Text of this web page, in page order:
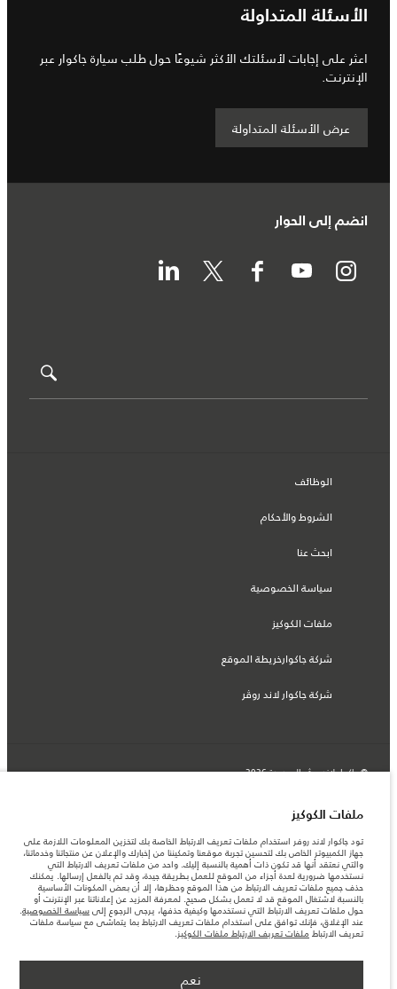
الأسئلة المتداولة
اعثر على إجابات لأسئلتك الأكثر شيوعًا حول طلب سيارة جاكوار عبر
الإنترنت.
عرض الأسئلة المتداولة
انضم إلى الحوار
الوظائف
الشروط والأحكام
ابحث عنا
سياسة الخصوصية
ملفات الكوكيز
شركة جاكوارخريطة الموقع
شركة جاكوار لاند روڤر
© جاكوار لاند روڨر المحدودة 2026
العراق, شركة سردار للتجارة وسردار للوكالات التجارية والتجارة العامة
المعلومات والمواصفات والأسعار والألوان المذكورة على هذا الموقع قد تختلف من بلد إلى
آخر، كما أنّها قد تتغير بدون إشعار مسبق. الرجاء التواصل مع وكيلنا المحلي للتأكد من توفّرها
والتحقق من الأسعار.
الأرقام المقدمة هي نتيجة لاختبارات المصنع الرسمية وفقاً لتشريعات الاتحاد الأوروبي. قد
يتباين استهلك الوقود الفعلي للمركبة عن ذلك المتحقق في تلك الاختبارات كما أن هذه
الأرقام بغرض المقارنة فحسب.
ملاحظة مهمة حول الصور والمواصفات. إن النقص العالمي في أشباه الموصلات يؤثر حاليًا
في مواصفات تصميم السيارات وتوفر الخيارات وتوقيتات التصاميم. هذا ظرف ديناميكي
للغاية، ونتيجة لذلك، قد لا تمثّل الصور المستخدَمة ضمن موقع الويب حاليًا المواصفات الحالية
سيتمكّن من تأكيد أي تقييدات حالية معك للسماح لك باتخاذ قرار مدروس
ملفات الكوكيز
تود جاكوار لاند روفر استخدام ملفات تعريف الارتباط الخاصة بك لتخزين المعلومات اللازمة على
جهاز الكمبيوتر الخاص بك لتحسين تجربة موقعنا وتمكيننا من إخبارك والإعلان عن منتجاتنا وخدماتنا،
والتي نعتقد أنها قد تكون ذات أهمية بالنسبة إليك. واحد من ملفات تعريف الارتباط التي
نستخدمها ضرورية لعدة أجزاء من الموقع للعمل بطريقة جيدة، وقد تم بالفعل إرسالها. يمكنك
حذف جميع ملفات تعريف الارتباط من هذا الموقع وحظرها، إلا أن بعض المكونات الأساسية
بالنسبة لاشتغال الموقع قد لا تعمل بشكل صحيح. لمعرفة المزيد عن إعلاناتنا عبر الإنترنت أو
حول ملفات تعريف الارتباط التي نستخدمها وكيفية حذفها، يرجى الرجوع إلى سياسة الخصوصية.
عند الإغلاق، فإنك توافق على استخدام ملفات تعريف الارتباط بما يتماشى مع سياسة ملفات
تعريف الارتباط ملفات تعريف الارتباط ملفات الكوكيز.
نعم